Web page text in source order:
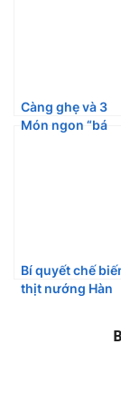
Càng ghẹ và 3
Món ngon “bá
Bí quyết chế
thịt nướng Hàn